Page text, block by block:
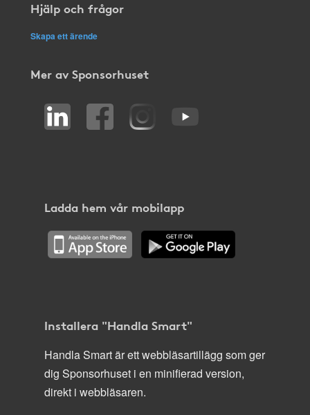
Hjälp och frågor
Skapa ett ärende
Mer av Sponsorhuset
Ladda hem vår mobilapp
Installera "Handla Smart"
Handla Smart är ett webbläsartillägg som ger
dig Sponsorhuset i en minifierad version,
direkt i webbläsaren.